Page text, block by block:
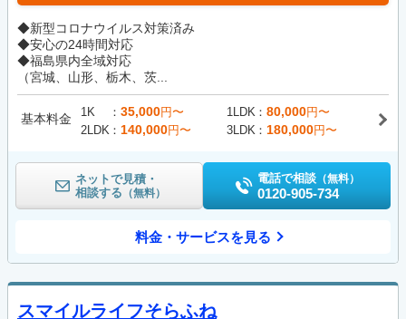
◆新型コロナウイルス対策済み
◆安心の24時間対応
◆福島県内全域対応
（宮城、山形、栃木、茨...
基本料金 1K 35,000円〜 1LDK 80,000円〜
2LDK
140,000円〜 3LDK 180,000円〜
ネットで見積・
相談する （無料）
電話で相談 （無料）
0120-905-734
料金・サービスを見る
スマイルライフそらふね